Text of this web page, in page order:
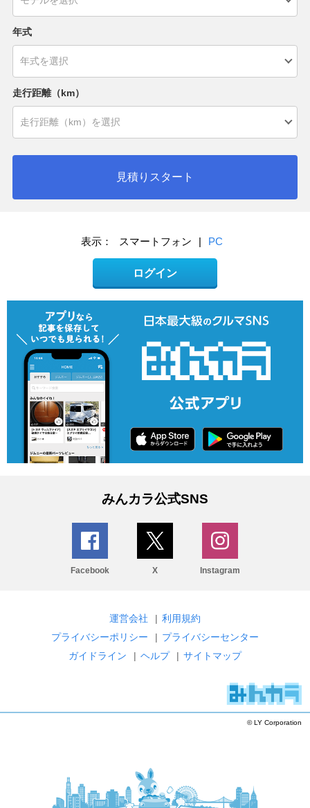
年式
走行距離（km）
見積りスタート
表示： スマートフォン | PC
ログイン
みんカラ公式SNS
Facebook X Instagram
運営会社 | 利用規約
プライバシーポリシー
| プライバシーセンター
ガイドライン
| ヘルプ | サイトマップ
© LY Corporation